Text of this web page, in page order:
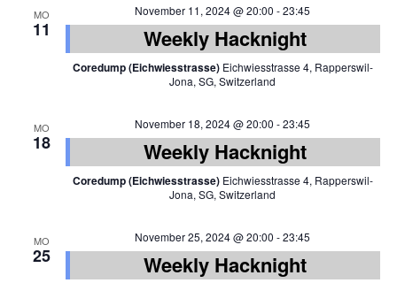
MO
11
November 11, 2024 @ 20:00 -23:45
Weekly Hacknight
Coredump (Eichwiesstrasse) Eichwiesstrasse 4, Rapperswil-
Jona, SG, Switzerland
MO
18
November 18, 2024 @ 20:00 -23:45
Weekly Hacknight
Coredump (Eichwiesstrasse) Eichwiesstrasse 4, Rapperswil-
Jona, SG, Switzerland
MO
25
November 25, 2024 @ 20:00 -23:45
Weekly Hacknight